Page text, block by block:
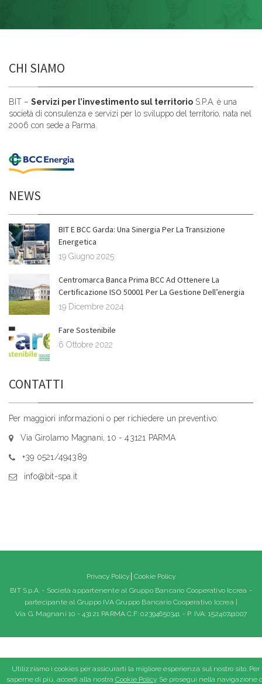
CHI SIAMO
BIT – Servizi per l’investimento sul territorio S.P.A. è una
società di consulenza e servizi per lo sviluppo del territorio, nata nel
2006 con sede a Parma.
NEWS
BIT E BCC Garda: Una Sinergia Per La Transizione
Energetica
19 Giugno 2025
Centromarca Banca Prima BCC Ad Ottenere La
Certificazione ISO 50001 Per La Gestione Dell’energia
19 Dicembre 2024
Fare Sostenibile
6 Ottobre 2022
CONTATTI
Per maggiori informazioni o per richiedere un preventivo:
Via Girolamo Magnani, 10 - 43121 PARMA
+39 0521/494389
info@bit-spa.it
Privacy Policy Cookie Policy
BIT S.p.A. - Società appartenente al Gruppo Bancario Cooperativo Iccrea -
partecipante al Gruppo IVA Gruppo Bancario Cooperativo Iccrea |
Via G. Magnani 10 - 43121 PARMA C.F: 02394650341 - P. IVA: 15240741007
Utilizziamo i cookies per assicurarti la migliore esperienza sul nostro sito. Per
saperne di più, accedi alla nostra Cookie Policy. Se prosegui nella navigazione